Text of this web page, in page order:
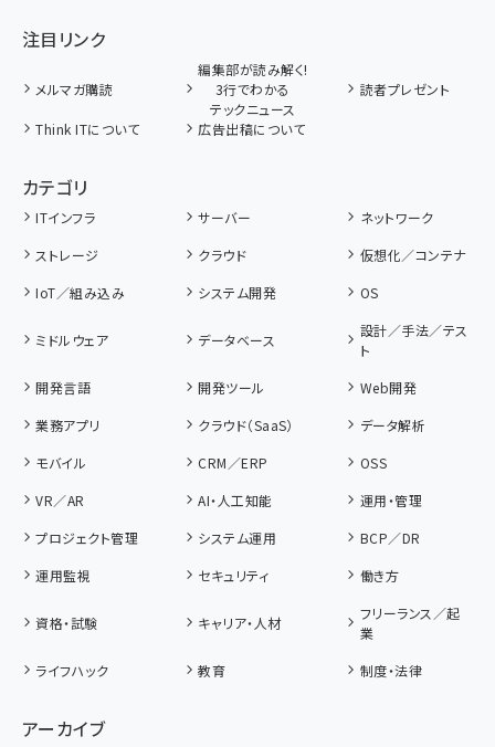
注目リンク
メルマガ購読
編集部が読み解く!
3行でわかる
テックニュース
読者プレゼント
Think ITについて 広告出稿について
カテゴリ
ITインフラ サーバー
ネットワーク
ストレージ
クラウド
仮想化／コンテナ
IoT／組み込み
システム開発 OS
ミドルウェア データベース
設計／手法／テス
ト
開発言語
開発ツール
Web開発
業務アプリ
クラウド（SaaS）
データ解析
モバイル
CRM／ERP
OSS
VR／AR
AI・人工知能
運用・管理
プロジェクト管理
システム運用
BCP／DR
運用監視
セキュリティ 働き方
資格・試験 キャリア・人材
フリーランス／起
業
ライフハック
教育 制度・法律
アーカイブ